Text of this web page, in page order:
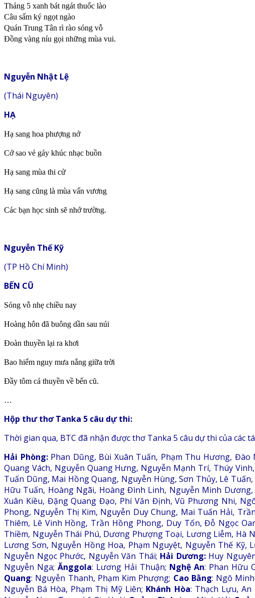
Tháng 5 xanh bát ngát thuốc lào
Câu sấm ký ngọt ngào
Quán Trung Tân rì rào sóng vỗ
Đồng vàng níu gọi những mùa vui.
Nguyễn Nhật Lệ
(Thái Nguyên)
HẠ
Hạ sang hoa phượng nở
Cớ sao vẻ gảy khúc nhạc buồn
Hạ sang mùa thi cử
Hạ sang cũng là mùa vấn vương
Các bạn học sinh sẽ nhớ trường.
Nguyễn Thế Kỹ
(TP Hồ Chí Minh)
BẾN CŨ
Sóng vỗ nhẹ chiều nay
Hoàng hôn đã buông dần sau núi
Đoàn thuyền lại ra khơi
Bao hiểm nguy mưa nắng giữa trời
Đầy tôm cá thuyền về bến cũ.
…
Hộp thư thơ Tanka 5 câu dự thi:
Thời gian qua, BTC đã nhận được thơ Tanka 5 câu dự thi của các
Hải Phòng:Phan Dũng, Bùi Xuân Tuấn, Phạm Thu Hương, Đào
Quang Vách, Nguyễn Quang Hưng, Nguyễn Mạnh Trí, Thúy
Tuấn Dũng, Mai Hồng Quang, Nguyễn Hùng, Sơn Thủy, Lê
Hữu Tuấn, Hoàng Ngãi, Hoàng Đình Linh, Nguyễn Minh
Xuân Kiều, Đặng Quang Đạo, Phí Văn Định, Vũ Phương Nhi,
Phong, Nguyễn Thị Kim, Nguyễn Duy Chung, Mai Tuấn Hải,
Thiêm, Lê Vinh Hồng, Trần Hồng Phong, Duy Tốn, Đỗ Ngọc
Thiềm, Nguyễn Thái Phú, Dương Phượng Toại, Lương Liễm, Hà
Lương Sơn, Nguyễn Hồng Hoa, Phạm Nguyệt, Nguyễn Thế Kỹ,
Nguyễn Ngọc Phước, Nguyễn Văn Thái; Hải Dương:Huy
Nguyễn Nga; Ănggola: Lương Hải Thuận; Nghệ An: Phan Hữu
Quang: Nguyễn Thanh, Phạm Kim Phượng; Cao Bằng: Ngô
Nguyễn Bá Hòa, Phạm Thị Mỹ Liên; Khánh Hòa: Thạch Lựu,